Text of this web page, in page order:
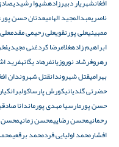
افغانشهریار دبیرزادهشیوا رشیدی
ناصریعبدالمجید الهامیعدنان حسن پور
ممبینیعلی پورنقویعلی رحیمی مقدم
ابراهیم زادهغلامرضا کردغنی مجیدی
رهروفرشاد نوروزیانفرهاد یگانهفرید
بهرامیقتل شهروندانقتل شهروندان
حضرتی گلدیانیکورش پارساکولبران
حسن پورمارسیا مهدی پورماندانا
رحمانیمحسن رضاییمحسن زمانیمحسن
افشارمحمد اولیایی فردمحمد برقعی